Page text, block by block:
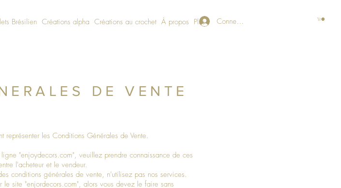
Brésilien Créations alpha Créations au crochet À propos Plus Connexion
DE VENTE
représenter les Conditions Générales de Vente.
"enjoydecors.com", veuillez prendre connaissance de ces
l'acheteur et le vendeur.
conditions générales de vente, n'utilisez pas nos services.
le site "enjordecors.com", alors vous devez le faire sans